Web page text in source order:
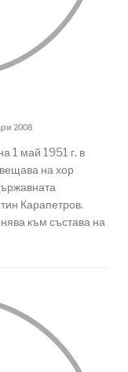
2008
1 май 1951 г. в
на хор
Карапетров.
към състава на